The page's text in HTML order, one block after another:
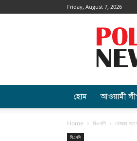
Friday, August 7, 2026
Politics
হোম আওয়ামী
Home বিএনপি রোজার আগে
বিএনপি